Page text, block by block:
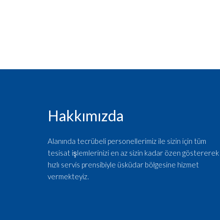
Hakkımızda
Alanında tecrübeli personellerimiz ile sizin için tüm
tesisat işlemlerinizi en az sizin kadar özen göstererek
hızlı servis prensibiyle üsküdar bölgesine hizmet
vermekteyiz.